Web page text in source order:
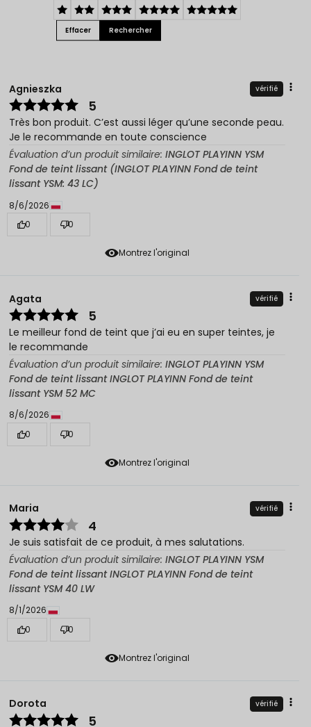
Effacer Rechercher
Montrez l'original
Agnieszka vérifié
5
Très bon produit. C’est aussi léger qu’une seconde peau.
Je le recommande en toute conscience
Évaluation d’un produit similaire: INGLOT PLAYINN YSM
Fond de teint lissant (INGLOT PLAYINN Fond de teint
lissant YSM: 43 LC)
8/6/2026
0
0
Montrez l'original
Agata vérifié
5
Le meilleur fond de teint que j’ai eu en super teintes, je
le recommande
Évaluation d’un produit similaire: INGLOT PLAYINN YSM
Fond de teint lissant INGLOT PLAYINN Fond de teint
lissant YSM 52 MC
8/6/2026
0
0
Montrez l'original
Maria vérifié
4
Je suis satisfait de ce produit, à mes salutations.
Évaluation d’un produit similaire: INGLOT PLAYINN YSM
Fond de teint lissant INGLOT PLAYINN Fond de teint
lissant YSM 40 LW
8/1/2026
0
0
Dorota vérifié
5